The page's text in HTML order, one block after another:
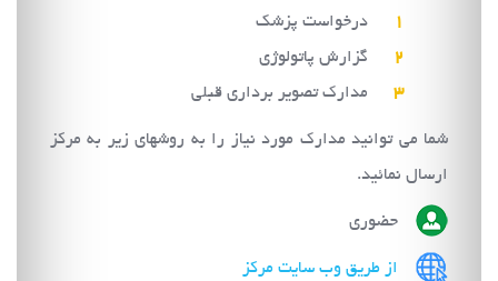
درخواست پزشك
گزارش پاتولوژي
مدارك تصوير برداري قبلي
شما مي توانيد مدارك مورد نياز را به روشهاي زير به مركز
ارسال نمائيد.
حضوري
از طریق وب سایت مرکز